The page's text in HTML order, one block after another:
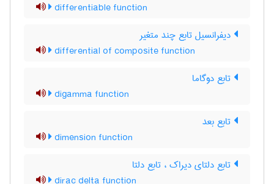
differentiable function
دیفرانسیل تابع چند متغیر
differential of composite function
تابع دوگاما
digamma function
تابع بعد
dimension function
تابع دلتای دیراک ، تابع دلتا